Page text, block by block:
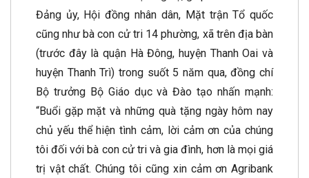
Đảng ủy, Hội đồng nhân dân, Mặt trận Tổ quốc
cũng như bà con cử tri 14 phường, xã trên địa bàn
(trước đây là quận Hà Đông, huyện Thanh Oai và
huyện Thanh Trì) trong suốt 5 năm qua, đồng chí
Bộ trưởng Bộ Giáo dục và Đào tạo nhấn mạnh:
“Buổi gặp mặt và những quà tặng ngày hôm nay
chủ yếu thể hiện tình cảm, lời cảm ơn của chúng
tôi đối với bà con cử tri và gia đình, hơn là mọi giá
trị vật chất. Chúng tôi cũng xin cảm ơn Agribank